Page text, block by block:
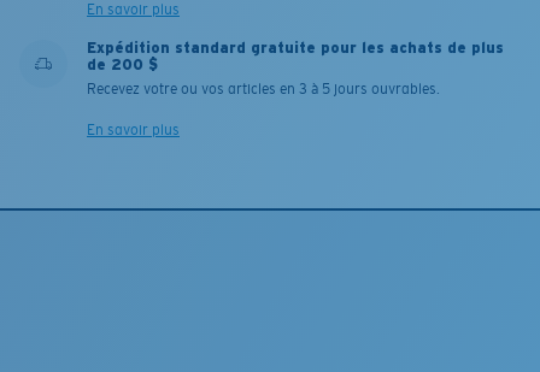
En savoir plus
Expédition standard gratuite pour les achats de plus
de 200 $
Recevez votre ou vos articles en 3 à 5 jours ouvrables.
En savoir plus